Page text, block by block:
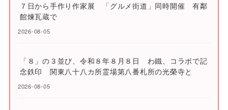
７日から手作り作家展 「グルメ街道」同時開催 有鄰
館煉瓦蔵で
2026-08-05
「８」の３並び、令和８年８月８日 わ鐵、コラボで記
念鉄印 関東八十八カ所霊場第八番札所の光榮寺と
2026-08-05